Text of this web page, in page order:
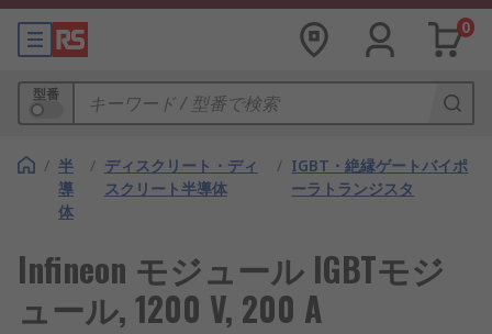
0
型番
/ 半
導
体
/ ディスクリート・ディ
スクリート半導体
/ IGBT・絶縁ゲートバイポ
ーラトランジスタ
Infineon モジュール IGBTモジ
ュール, 1200 V, 200 A